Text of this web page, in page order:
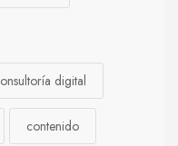
digital
contenido